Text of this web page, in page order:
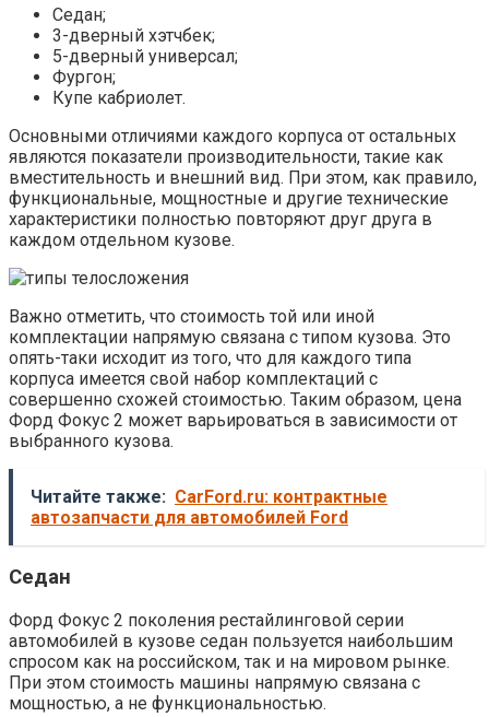
Седан;
3-дверный хэтчбек;
5-дверный универсал;
Фургон;
Купе кабриолет.
Основными отличиями каждого корпуса от остальных
являются показатели производительности, такие как
вместительность и внешний вид. При этом, как правило,
функциональные, мощностные и другие технические
характеристики полностью повторяют друг друга в
каждом отдельном кузове.
Важно отметить, что стоимость той или иной
комплектации напрямую связана с типом кузова. Это
опять-таки исходит из того, что для каждого типа
корпуса имеется свой набор комплектаций с
совершенно схожей стоимостью. Таким образом, цена
Форд Фокус 2 может варьироваться в зависимости от
выбранного кузова.
Читайте также: CarFord.ru: контрактные
автозапчасти для автомобилей Ford
Седан
Форд Фокус 2 поколения рестайлинговой серии
автомобилей в кузове седан пользуется наибольшим
спросом как на российском, так и на мировом рынке.
При этом стоимость машины напрямую связана с
мощностью, а не функциональностью.